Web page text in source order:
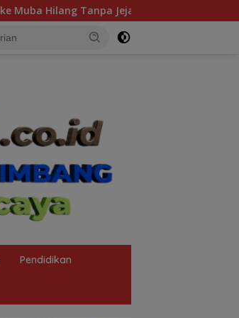
Soroti Dugaan Pelanggaran Tambang PT
Pendidikan